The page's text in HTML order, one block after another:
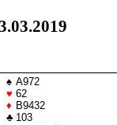
♠ A972
♥ 62
♦ B9432
♣ 103